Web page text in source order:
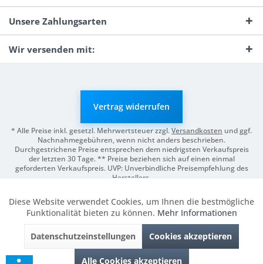
Unsere Zahlungsarten
Wir versenden mit:
Vertrag widerrufen
* Alle Preise inkl. gesetzl. Mehrwertsteuer zzgl.Versandkosten und ggf.
Nachnahmegebühren, wenn nicht anders beschrieben.
Durchgestrichene Preise entsprechen dem niedrigsten Verkaufspreis
der letzten 30 Tage. ** Preise beziehen sich auf einen einmal
geforderten Verkaufspreis. UVP: Unverbindliche Preisempfehlung des
Herstellers.
Funktionale Aktiv
Marketing Inaktiv
Diese Website verwendet Cookies, um Ihnen die bestmögliche
Funktionalität bieten zu können. Mehr Informationen
Datenschutzeinstellungen Cookies akzeptieren
Alle Cookies akzeptieren